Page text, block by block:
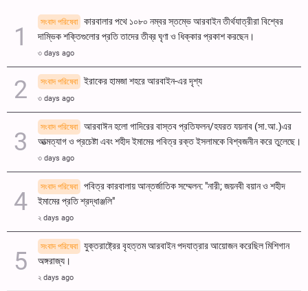
সংবাদ পরিষেবা
কারবালার পথে ১০৮০ নম্বর স্তম্ভে আরবাইন তীর্থযাত্রীরা বিশ্বের
দাম্ভিক শক্তিগুলোর প্রতি তাদের তীব্র ঘৃণা ও ধিক্কার প্রকাশ করছেন।
৩ days ago
সংবাদ পরিষেবা ইরাকের হামজা শহরে আরবাইন-এর দৃশ্য
৩ days ago
সংবাদ পরিষেবা
আরবাঈন হলো গাদিরের বাস্তব প্রতিফলন/হযরত যয়নাব (সা.আ.)এর
আত্মত্যাগ ও প্রচেষ্টা এবং শহীদ ইমামের পবিত্র রক্ত ​​ইসলামকে বিশ্বজনীন করে তুলেছে।
৩ days ago
সংবাদ পরিষেবা
পবিত্র কারবালায় আন্তর্জাতিক সম্মেলন: "নারী; জয়নবী বয়ান ও শহীদ
ইমামের প্রতি শ্রদ্ধাঞ্জলি"
২ days ago
সংবাদ পরিষেবা
যুক্তরাষ্ট্রের বৃহত্তম আরবাইন পদযাত্রার আয়োজন করেছিল মিশিগান
অঙ্গরাজ্য।
২ days ago